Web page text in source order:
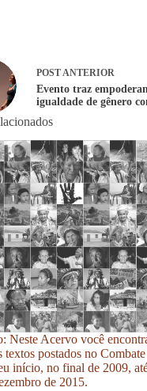
POSTANTERIOR
Evento traz
igualdade de gênero
Neste Acervo você
textos postados no Combate
início, no final de 2009,
de 2015.